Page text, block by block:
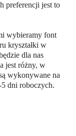
preferencji jest to
wybieramy font
kryształki w
dla nas
jest różny, w
wykonywane na
dni roboczych.